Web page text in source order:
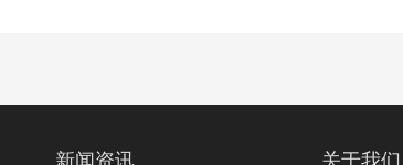
新闻资讯 关于我们